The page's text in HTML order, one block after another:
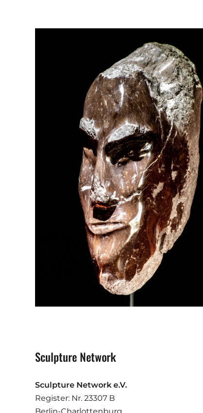
Sculpture Network
Sculpture Network e.V.
Register: Nr. 23307 B
Berlin-Charlottenburg